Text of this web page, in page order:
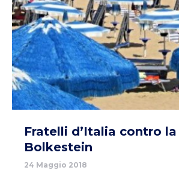
Fratelli d’Italia contro
Bolkestein
24 Maggio 2018